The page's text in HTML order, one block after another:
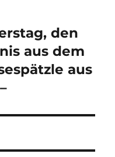
den
aus dem
aus